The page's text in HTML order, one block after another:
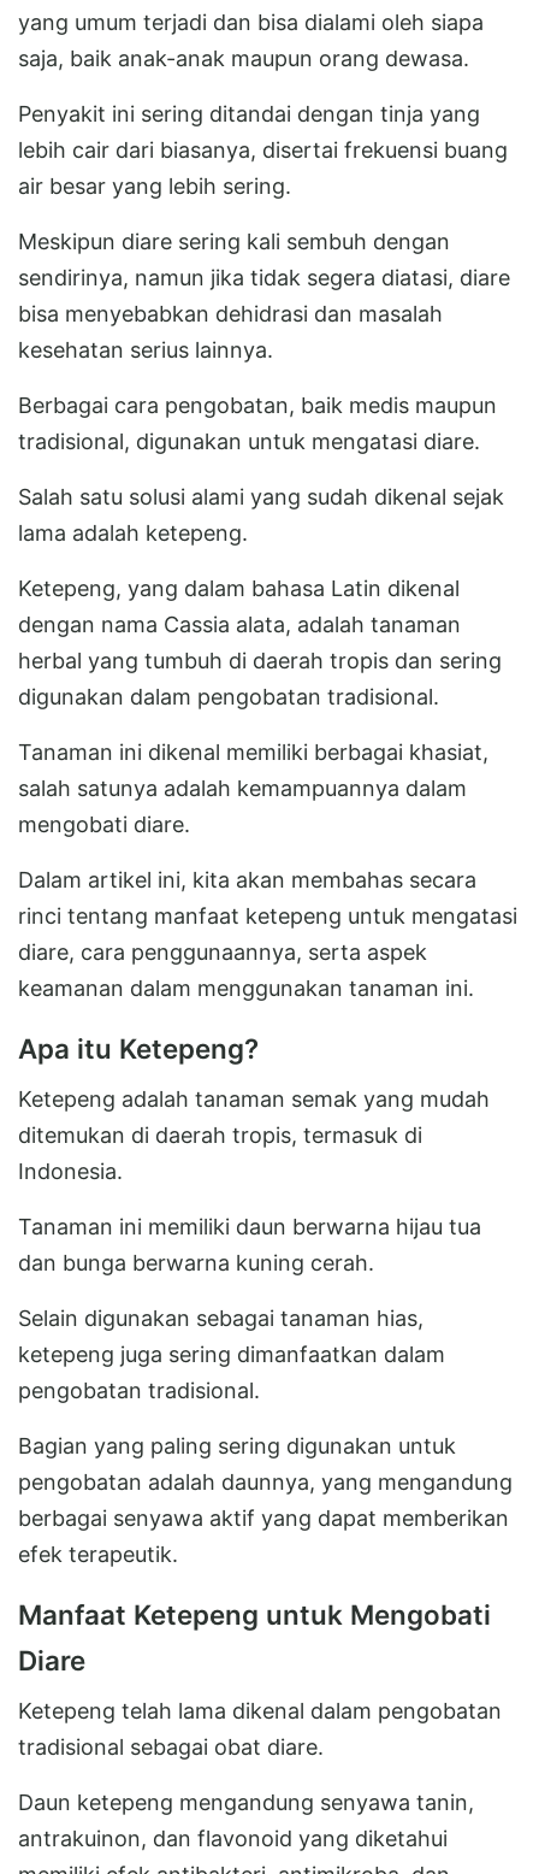
yang umum terjadi dan bisa dialami oleh siapa
saja, baik anak-anak maupun orang dewasa.
Penyakit ini sering ditandai dengan tinja yang
lebih cair dari biasanya, disertai frekuensi buang
air besar yang lebih sering.
Meskipun diare sering kali sembuh dengan
sendirinya, namun jika tidak segera diatasi, diare
bisa menyebabkan dehidrasi dan masalah
kesehatan serius lainnya.
Berbagai cara pengobatan, baik medis maupun
tradisional, digunakan untuk mengatasi diare.
Salah satu solusi alami yang sudah dikenal sejak
lama adalah ketepeng.
Ketepeng, yang dalam bahasa Latin dikenal
dengan nama Cassia alata, adalah tanaman
herbal yang tumbuh di daerah tropis dan sering
digunakan dalam pengobatan tradisional.
Tanaman ini dikenal memiliki berbagai khasiat,
salah satunya adalah kemampuannya dalam
mengobati diare.
Dalam artikel ini, kita akan membahas secara
rinci tentang manfaat ketepeng untuk mengatasi
diare, cara penggunaannya, serta aspek
keamanan dalam menggunakan tanaman ini.
Apa itu Ketepeng?
Ketepeng adalah tanaman semak yang mudah
ditemukan di daerah tropis, termasuk di
Indonesia.
Tanaman ini memiliki daun berwarna hijau tua
dan bunga berwarna kuning cerah.
Selain digunakan sebagai tanaman hias,
ketepeng juga sering dimanfaatkan dalam
pengobatan tradisional.
Bagian yang paling sering digunakan untuk
pengobatan adalah daunnya, yang mengandung
berbagai senyawa aktif yang dapat memberikan
efek terapeutik.
Manfaat Ketepeng untuk Mengobati
Diare
Ketepeng telah lama dikenal dalam pengobatan
tradisional sebagai obat diare.
Daun ketepeng mengandung senyawa tanin,
antrakuinon, dan flavonoid yang diketahui